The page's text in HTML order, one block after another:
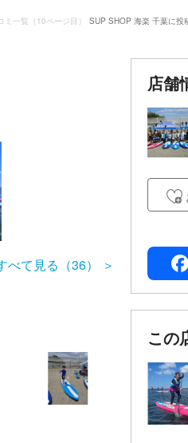
一覧（10ページ目） SUP SHOP 海楽 千葉に投
て見る（36）
店舗
この